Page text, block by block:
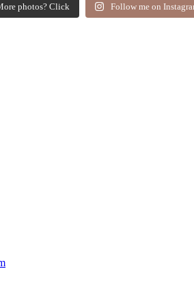
photos? Click Follow me on